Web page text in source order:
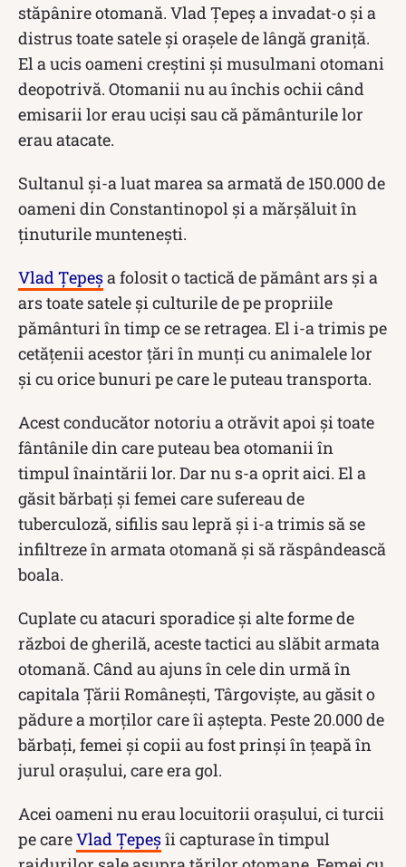
stăpânire otomană. Vlad Țepeș a invadat-o și a
distrus toate satele și orașele de lângă graniță.
El a ucis oameni creștini și musulmani otomani
deopotrivă. Otomanii nu au închis ochii când
emisarii lor erau uciși sau că pământurile lor
erau atacate.
Sultanul și-a luat marea sa armată de 150.000 de
oameni din Constantinopol și a mărșăluit în
ținuturile muntenești.
Vlad Țepeșa folosit o tactică de pământ ars și a
ars toate satele și culturile de pe propriile
pământuri în timp ce se retragea. El i-a trimis pe
cetățenii acestor țări în munți cu animalele lor
și cu orice bunuri pe care le puteau transporta.
Acest conducător notoriu a otrăvit apoi și toate
fântânile din care puteau bea otomanii în
timpul înaintării lor. Dar nu s-a oprit aici. El a
găsit bărbați și femei care sufereau de
tuberculoză, sifilis sau lepră și i-a trimis să se
infiltreze în armata otomană și să răspândească
boala.
Cuplate cu atacuri sporadice și alte forme de
război de gherilă, aceste tactici au slăbit armata
otomană. Când au ajuns în cele din urmă în
capitala Țării Românești, Târgoviște, au găsit o
pădure a morților care îi aștepta. Peste 20.000 de
bărbați, femei și copii au fost prinși în țeapă în
jurul orașului, care era gol.
Acei oameni nu erau locuitorii orașului, ci turcii
pe careVlad Țepeșîi capturase în timpul